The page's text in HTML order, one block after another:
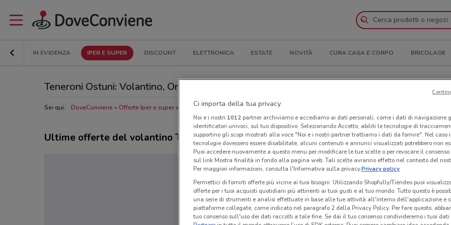
IN EVIDENZA IPER E SUPER DISCOUNT ELETTRONICA ESTATE NOVITÀ CURA CASA E CORPO BRICOLAGE
Teneroni Ostuni: Volantino, Orari di apertura e Indirizzi
Sei qui: DoveConviene Offerte Iper e super a Ostuni Negozi Teneroni a Ostuni
Ultime offerte del volantino Teneroni
Ci importa della tua privacy
Noi e i nostri 1012partner archiviamo e accediamo ai dati personali, come i dati di navigazione
identificatori univoci, sul tuo dispositivo. Selezionando Accetto, abiliti le tecnologie di
supportino gli scopi mostrati alla voce "Noi e i nostri partner trattiamo i dati da fornire". Nel caso
tecnologie dovessero essere disabilitate, alcuni contenuti e annunci visualizzati potrebbero non
Puoi accedere nuovamente a questo menu per modificare le tue scelte o per revocare il
sul link Mostra finalità in fondo alla pagina web. Tali scelte avranno effetto nel contesto del
Per maggiori informazioni, consulta l'Informativa sulla privacy.Privacy policy
Permettici di fornirti offerte più vicine ai tuoi bisogni: Utilizzando Shopfully/Tiendeo puoi
offerte per i tuoi acquisti quotidiani più attinenti ai tuoi gusti e al tuo mondo. Tutto questo è
una serie di strumenti e analisi effettuate in base alle tue attività all'interno dell'applicazione e
piattaforme collegate, come indicato nel paragrafo 2 della Privacy Policy. Per fare questo,
tuo consenso sull'uso dei dati raccolti a tale fine. Se dai il tuo consenso condivideremo i tuoi dati